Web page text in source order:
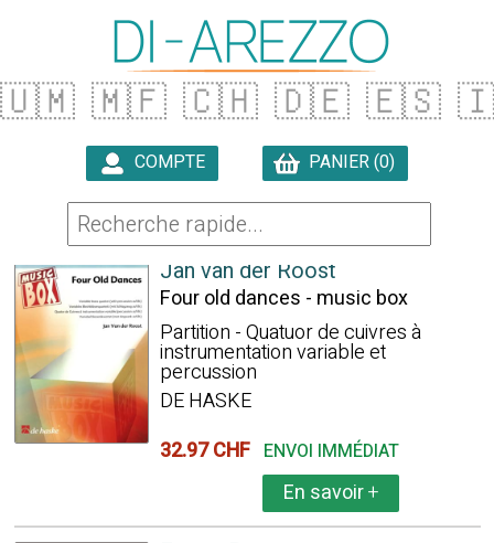
🇺🇲 🇲🇫 🇨🇭 🇩🇪 🇪🇸
COMPTE PANIER (0)
250 ARTICLES TROUVÉS
Jan van der Roost
Four old dances - music box
Partition - Quatuor de cuivres à
instrumentation variable et
percussion
DE HASKE
32.97 CHF ENVOI IMMÉDIAT
En savoir+